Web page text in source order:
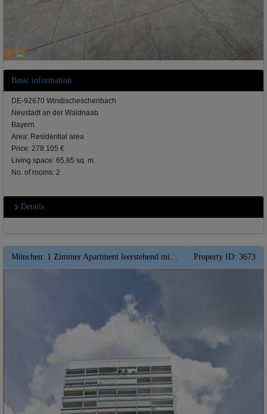
9
Basic information
DE-92670 Windischeschenbach
Neustadt an der Waldnaab
Bayern
Area: Residential area
Price: 278.105 €
Living space: 65,85 sq. m.
No. of rooms: 2
Details
München: 1 Zimmer Apartment leerstehend mit Balkon in einem MFH - Wohnhauskomplex mit traumhafter Aussicht Property ID: 3673